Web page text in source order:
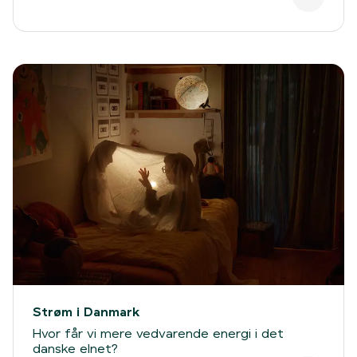
Strøm i Danmark
Hvor får vi mere vedvarende energi i det
danske elnet?